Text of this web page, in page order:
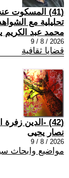
(41) المسكوت
تحليلية مع
محمد عبد
2026 / 8 / 9
قضايا ثقافية
(42) -الدين زفرة المظلوم وشهقة المكلوم-[1]
نصار يحيى
2026 / 8 / 9
مواضيع وابحاث